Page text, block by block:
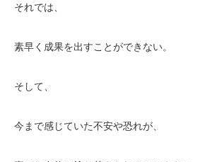
それでは、
素早く成果を出すことができない。
そして、
今まで感じていた不安や恐れが、